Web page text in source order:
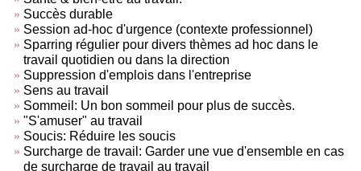
Succès durable
Session ad-hoc d'urgence (contexte professionnel)
Sparring régulier pour divers thèmes ad hoc dans le
travail quotidien ou dans la direction
Suppression d'emplois dans l'entreprise
Sens au travail
Sommeil: Un bon sommeil pour plus de succès.
"S'amuser" au travail
Soucis: Réduire les soucis
Surcharge de travail: Garder une vue d'ensemble en cas
de surcharge de travail au travail